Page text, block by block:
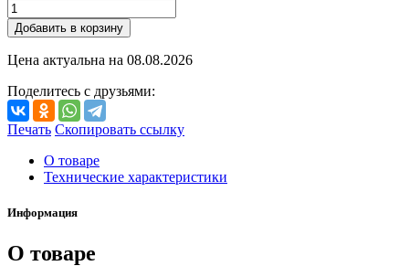
Добавить в корзину
Цена актуальна на 08.08.2026
Поделитесь с друзьями:
Печать Скопировать ссылку
О товаре
Технические характеристики
Информация
О товаре